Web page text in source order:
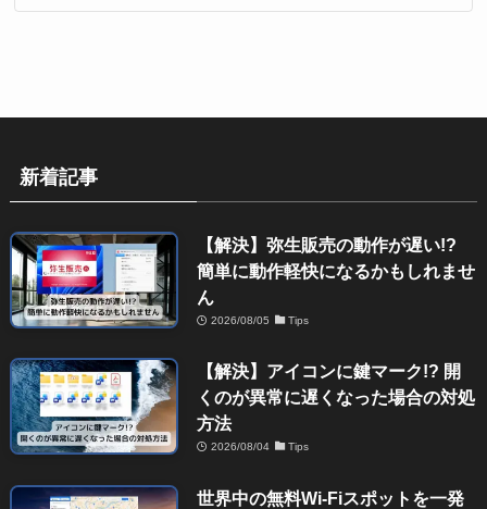
新着記事
【解決】弥生販売の動作が遅い!?
簡単に動作軽快になるかもしれませ
ん
2026/08/05 Tips
【解決】アイコンに鍵マーク!? 開
くのが異常に遅くなった場合の対処
方法
2026/08/04 Tips
世界中の無料Wi-Fiスポットを一発